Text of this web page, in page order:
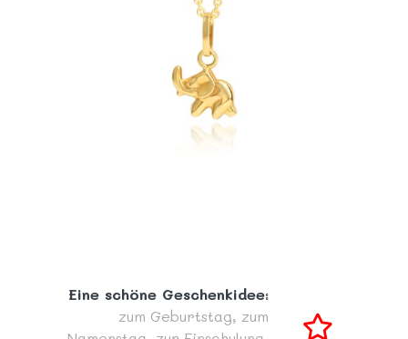
Eine schöne Geschenkidee:
zum Geburtstag, zum